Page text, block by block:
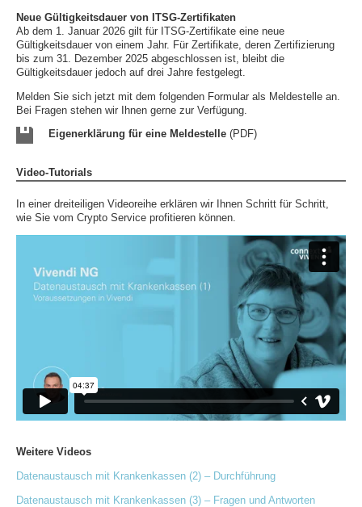
Neue Gültigkeitsdauer von ITSG-Zertifikaten
Ab dem 1. Januar 2026 gilt für ITSG-Zertifikate eine neue
Gültigkeitsdauer von einem Jahr. Für Zertifikate, deren Zertifizierung
bis zum 31. Dezember 2025 abgeschlossen ist, bleibt die
Gültigkeitsdauer jedoch auf drei Jahre festgelegt.
Melden Sie sich jetzt mit dem folgenden Formular als Meldestelle an.
Bei Fragen stehen wir Ihnen gerne zur Verfügung.
Eigenerklärung für eine Meldestelle (PDF)
Video-Tutorials
In einer dreiteiligen Videoreihe erklären wir Ihnen Schritt für Schritt,
wie Sie vom Crypto Service profitieren können.
Weitere Videos
Datenaustausch mit Krankenkassen (2) – Durchführung
Datenaustausch mit Krankenkassen (3) – Fragen und Antworten